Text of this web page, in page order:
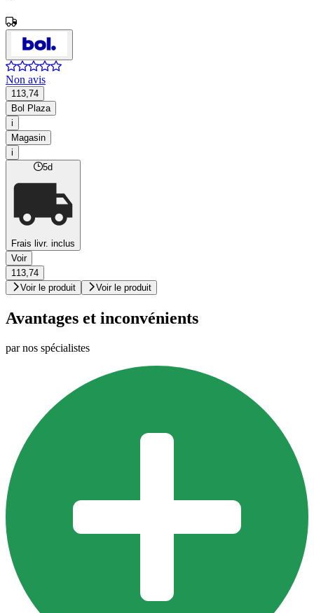
Non avis
113,74
Bol Plaza
i
Magasin
i
5d
Frais livr. inclus
Voir
113,74
Voir le produit
Voir le produit
Avantages et inconvénients
par nos spécialistes